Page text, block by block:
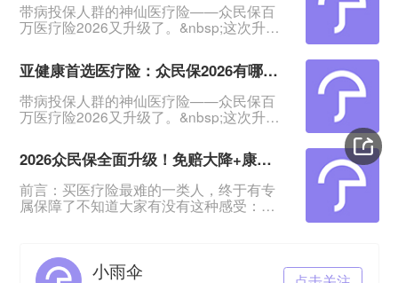
带病投保人群的神仙医疗险——众民保百
万医疗险2026又升级了。&nbsp;这次升
万；增加康复医疗责任、慢病原研药/进口
药线上直赔、严重既往症保障等。&nbsp;
咱们今天就来聊一聊众民保2026的亮点，
看它给带病人群带来哪些好保障。
&nbsp;&nbsp;一、投保门槛超低，等待期
亚健康首选医疗险：众民保2026有哪些亮点
带病投保人群的神仙医疗险——众民保百
万医疗险2026又升级了。&nbsp;这次升
万；增加康复医疗责任、慢病原研药/进口
药线上直赔、严重既往症保障等。&nbsp;
咱们今天就来聊一聊众民保2026的亮点，
看它给带病人群带来哪些好保障。
&nbsp;&nbsp;一、投保门槛超低，等待期
2026众民保全面升级！免赔大降+康复可赔，带病、高龄投保首选它
前言：买医疗险最难的一类人，终于有专
属保障了不知道大家有没有这种感受：身
偏大、或者从事高危工作，投保立马碰
壁！体检查出结节、胃炎、三高，健康告
小雨伞